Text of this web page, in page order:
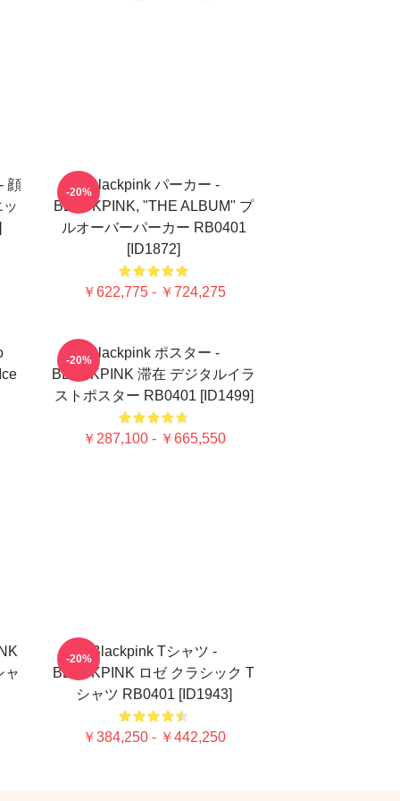
顔
Blackpink パーカー -
BLACKPINK, "THE ALBUM" プ
ルオーバーパーカー RB0401
[ID1872]
￥622,775 - ￥724,275
-20%
Blackpink ポスター -
BLACKPINK 滞在 デジタルイラ
ストポスター RB0401 [ID1499]
￥287,100 - ￥665,550
-20%
ャ
Blackpink Tシャツ -
BLACKPINK ロゼ クラシック T
シャツ RB0401 [ID1943]
￥384,250 - ￥442,250
-20%